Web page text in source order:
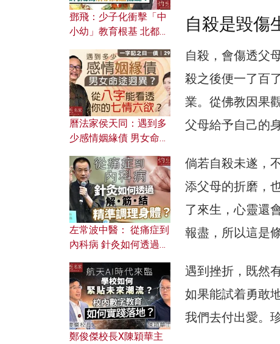
自殺是毀傷
自殺，會傷透父
殺之後便一了百
業。從佛教因果
父母給予自己的
倘若自殺未遂，
添父母的折磨，
了來生，心靈還
報盡，所以這是
遇到挫折，既然
如果能試着勇敢
我們去付出愛。
鄧飛：少子化衝擊「中
小幼」教育根基 北都如
曆法家侯天同：遇到多
少感情姻緣債 男女命途
的七情六欲？
左常波中醫： 從痛症到
內科病 針灸如何透過解
鄭俊傑校長X陳穎華主